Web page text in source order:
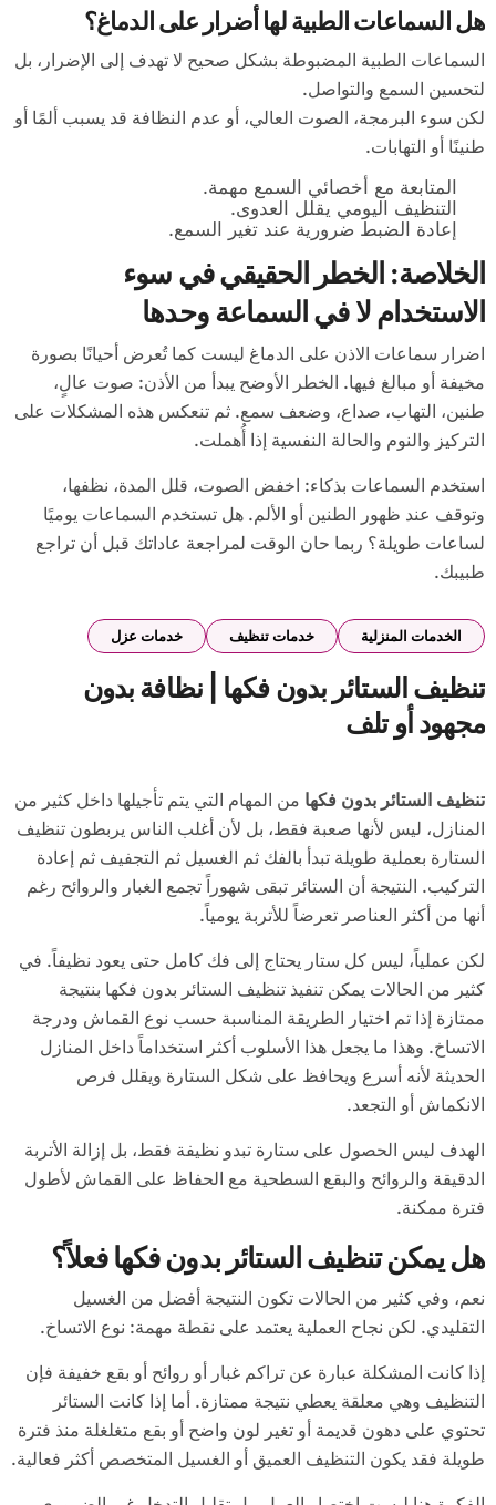
هل السماعات الطبية لها أضرار على الدماغ؟
السماعات الطبية المضبوطة بشكل صحيح لا تهدف إلى الإضرار، بل
لتحسين السمع والتواصل.
لكن سوء البرمجة، الصوت العالي، أو عدم النظافة قد يسبب ألمًا أو
طنينًا أو التهابات.
المتابعة مع أخصائي السمع مهمة.
التنظيف اليومي يقلل العدوى.
إعادة الضبط ضرورية عند تغير السمع.
الخلاصة: الخطر الحقيقي في سوء
الاستخدام لا في السماعة وحدها
اضرار سماعات الاذن على الدماغ ليست كما تُعرض أحيانًا بصورة
مخيفة أو مبالغ فيها. الخطر الأوضح يبدأ من الأذن: صوت عالٍ،
طنين، التهاب، صداع، وضعف سمع. ثم تنعكس هذه المشكلات على
التركيز والنوم والحالة النفسية إذا أُهملت.
استخدم السماعات بذكاء: اخفض الصوت، قلل المدة، نظفها،
وتوقف عند ظهور الطنين أو الألم. هل تستخدم السماعات يوميًا
لساعات طويلة؟ ربما حان الوقت لمراجعة عاداتك قبل أن تراجع
طبيبك.
الخدمات المنزلية خدمات تنظيف خدمات عزل
تنظيف الستائر بدون فكها | نظافة بدون
مجهود أو تلف
تنظيف الستائر بدون فكها من المهام التي يتم تأجيلها داخل كثير من
المنازل، ليس لأنها صعبة فقط، بل لأن أغلب الناس يربطون تنظيف
الستارة بعملية طويلة تبدأ بالفك ثم الغسيل ثم التجفيف ثم إعادة
التركيب. النتيجة أن الستائر تبقى شهوراً تجمع الغبار والروائح رغم
أنها من أكثر العناصر تعرضاً للأتربة يومياً.
لكن عملياً، ليس كل ستار يحتاج إلى فك كامل حتى يعود نظيفاً. في
كثير من الحالات يمكن تنفيذ تنظيف الستائر بدون فكها بنتيجة
ممتازة إذا تم اختيار الطريقة المناسبة حسب نوع القماش ودرجة
الاتساخ. وهذا ما يجعل هذا الأسلوب أكثر استخداماً داخل المنازل
الحديثة لأنه أسرع ويحافظ على شكل الستارة ويقلل فرص
الانكماش أو التجعد.
الهدف ليس الحصول على ستارة تبدو نظيفة فقط، بل إزالة الأتربة
الدقيقة والروائح والبقع السطحية مع الحفاظ على القماش لأطول
فترة ممكنة.
هل يمكن تنظيف الستائر بدون فكها فعلاً؟
نعم، وفي كثير من الحالات تكون النتيجة أفضل من الغسيل
التقليدي. لكن نجاح العملية يعتمد على نقطة مهمة: نوع الاتساخ.
إذا كانت المشكلة عبارة عن تراكم غبار أو روائح أو بقع خفيفة فإن
التنظيف وهي معلقة يعطي نتيجة ممتازة. أما إذا كانت الستائر
تحتوي على دهون قديمة أو تغير لون واضح أو بقع متغلغلة منذ فترة
طويلة فقد يكون التنظيف العميق أو الغسيل المتخصص أكثر فعالية.